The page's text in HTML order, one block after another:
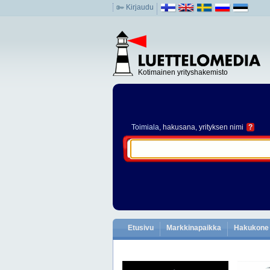
Kirjaudu
Kotimainen yrityshakemisto
Toimiala, hakusana, yrityksen nimi ?
Etusivu Markkinapaikka Hakukone